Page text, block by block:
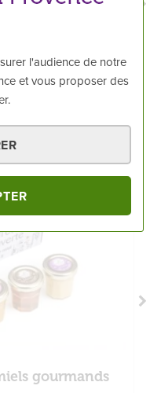
l'audience de notre
et vous proposer des
< 0,06 g
AUSSI
gourmands